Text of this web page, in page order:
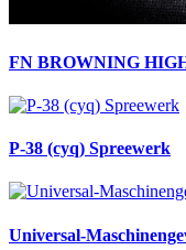
FN BROWNING
P-38 (cyq) Spreewerk
Universal-